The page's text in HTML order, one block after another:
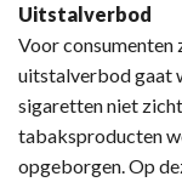
Uitstalverbod
Voor consumenten
uitstalverbod gaat
sigaretten niet
tabaksproducten
opgeborgen. Op